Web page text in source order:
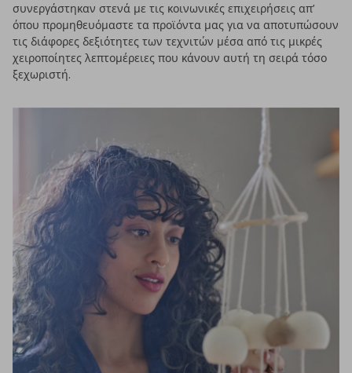
συνεργάστηκαν στενά με τις κοινωνικές επιχειρήσεις απ’
όπου προμηθευόμαστε τα προϊόντα μας για να αποτυπώσουν
τις διάφορες δεξιότητες των τεχνιτών μέσα από τις μικρές
χειροποίητες λεπτομέρειες που κάνουν αυτή τη σειρά τόσο
ξεχωριστή.